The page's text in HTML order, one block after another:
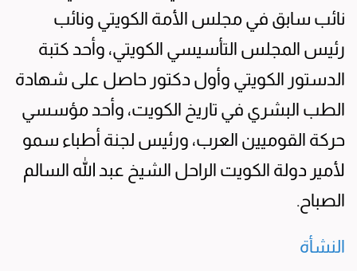
نائب سابق في مجلس الأمة الكويتي ونائب
رئيس المجلس التأسيسي الكويتي، وأحد كتبة
الدستور الكويتي وأول دكتور حاصل على شهادة
الطب البشري في تاريخ الكويت، وأحد مؤسسي
حركة القوميين العرب، ورئيس لجنة أطباء سمو
لأمير دولة الكويت الراحل الشيخ عبد الله السالم
الصباح.
النشأة